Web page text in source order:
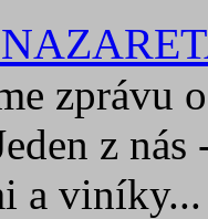
zprávu
z
a